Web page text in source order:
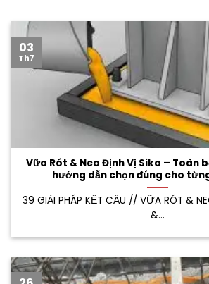
Vữa Rót & Neo Định Vị Sika – Toàn
hướng dẫn chọn đúng cho
39 GIẢI PHÁP KẾT CẤU // VỮA RÓT &
&...
03
Th7